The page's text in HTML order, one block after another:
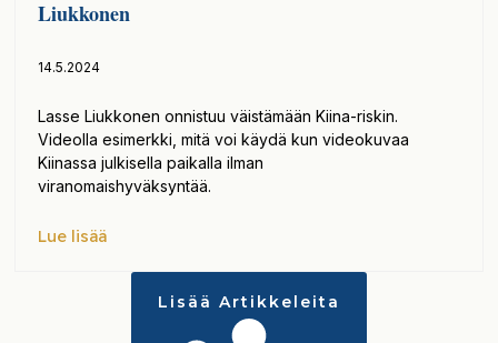
Liukkonen
14.5.2024
Lasse Liukkonen onnistuu väistämään Kiina-riskin.
Videolla esimerkki, mitä voi käydä kun videokuvaa
Kiinassa julkisella paikalla ilman
viranomaishyväksyntää.
Lue lisää
Lisää Artikkeleita